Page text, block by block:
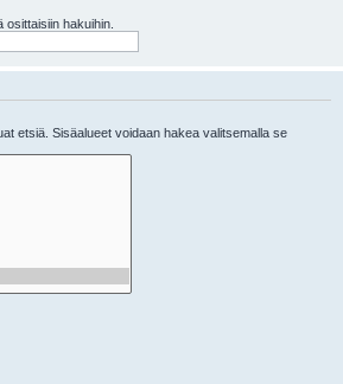
hakuihin.
etsiä. Sisäalueet voidaan hakea valitsemalla se